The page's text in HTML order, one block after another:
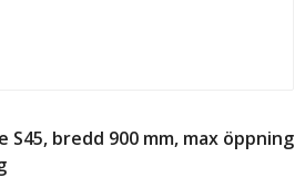
S45, bredd 900 mm, max öppning